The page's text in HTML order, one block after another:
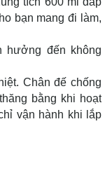
bạn mang đi làm,
hưởng đến không
Chân đế chống
bằng khi hoạt
vận hành khi lắp